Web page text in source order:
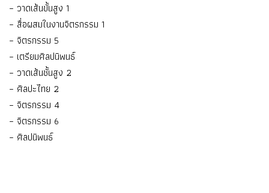
– วาดเส้นขั้นสูง 1
– สื่อผสมในงานจิตรกรรม 1
– จิตรกรรม 5
– เตรียมศิลปนิพนธ์
– วาดเส้นชั้นสูง 2
– ศิลปะไทย 2
– จิตรกรรม 4
– จิตรกรรม 6
– ศิลปนิพนธ์